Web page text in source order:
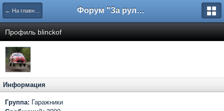
← На главную Форум "За рулем"
Профиль blinckof
Информация
Группа: Гаражники